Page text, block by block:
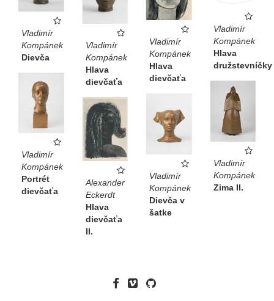
Vladimír
Kompánek
Dievča
Vladimír
Kompánek
Hlava
dievčaťa
Vladimír
Kompánek
Hlava
dievčaťa
Vladimír
Kompánek
Hlava
družstevníčky
Vladimír
Kompánek
Portrét
dievčaťa
Vladimír
Kompánek
Zima II.
Vladimír
Kompánek
Dievča v
šatke
Alexander
Eckerdt
Hlava
dievčaťa
II.